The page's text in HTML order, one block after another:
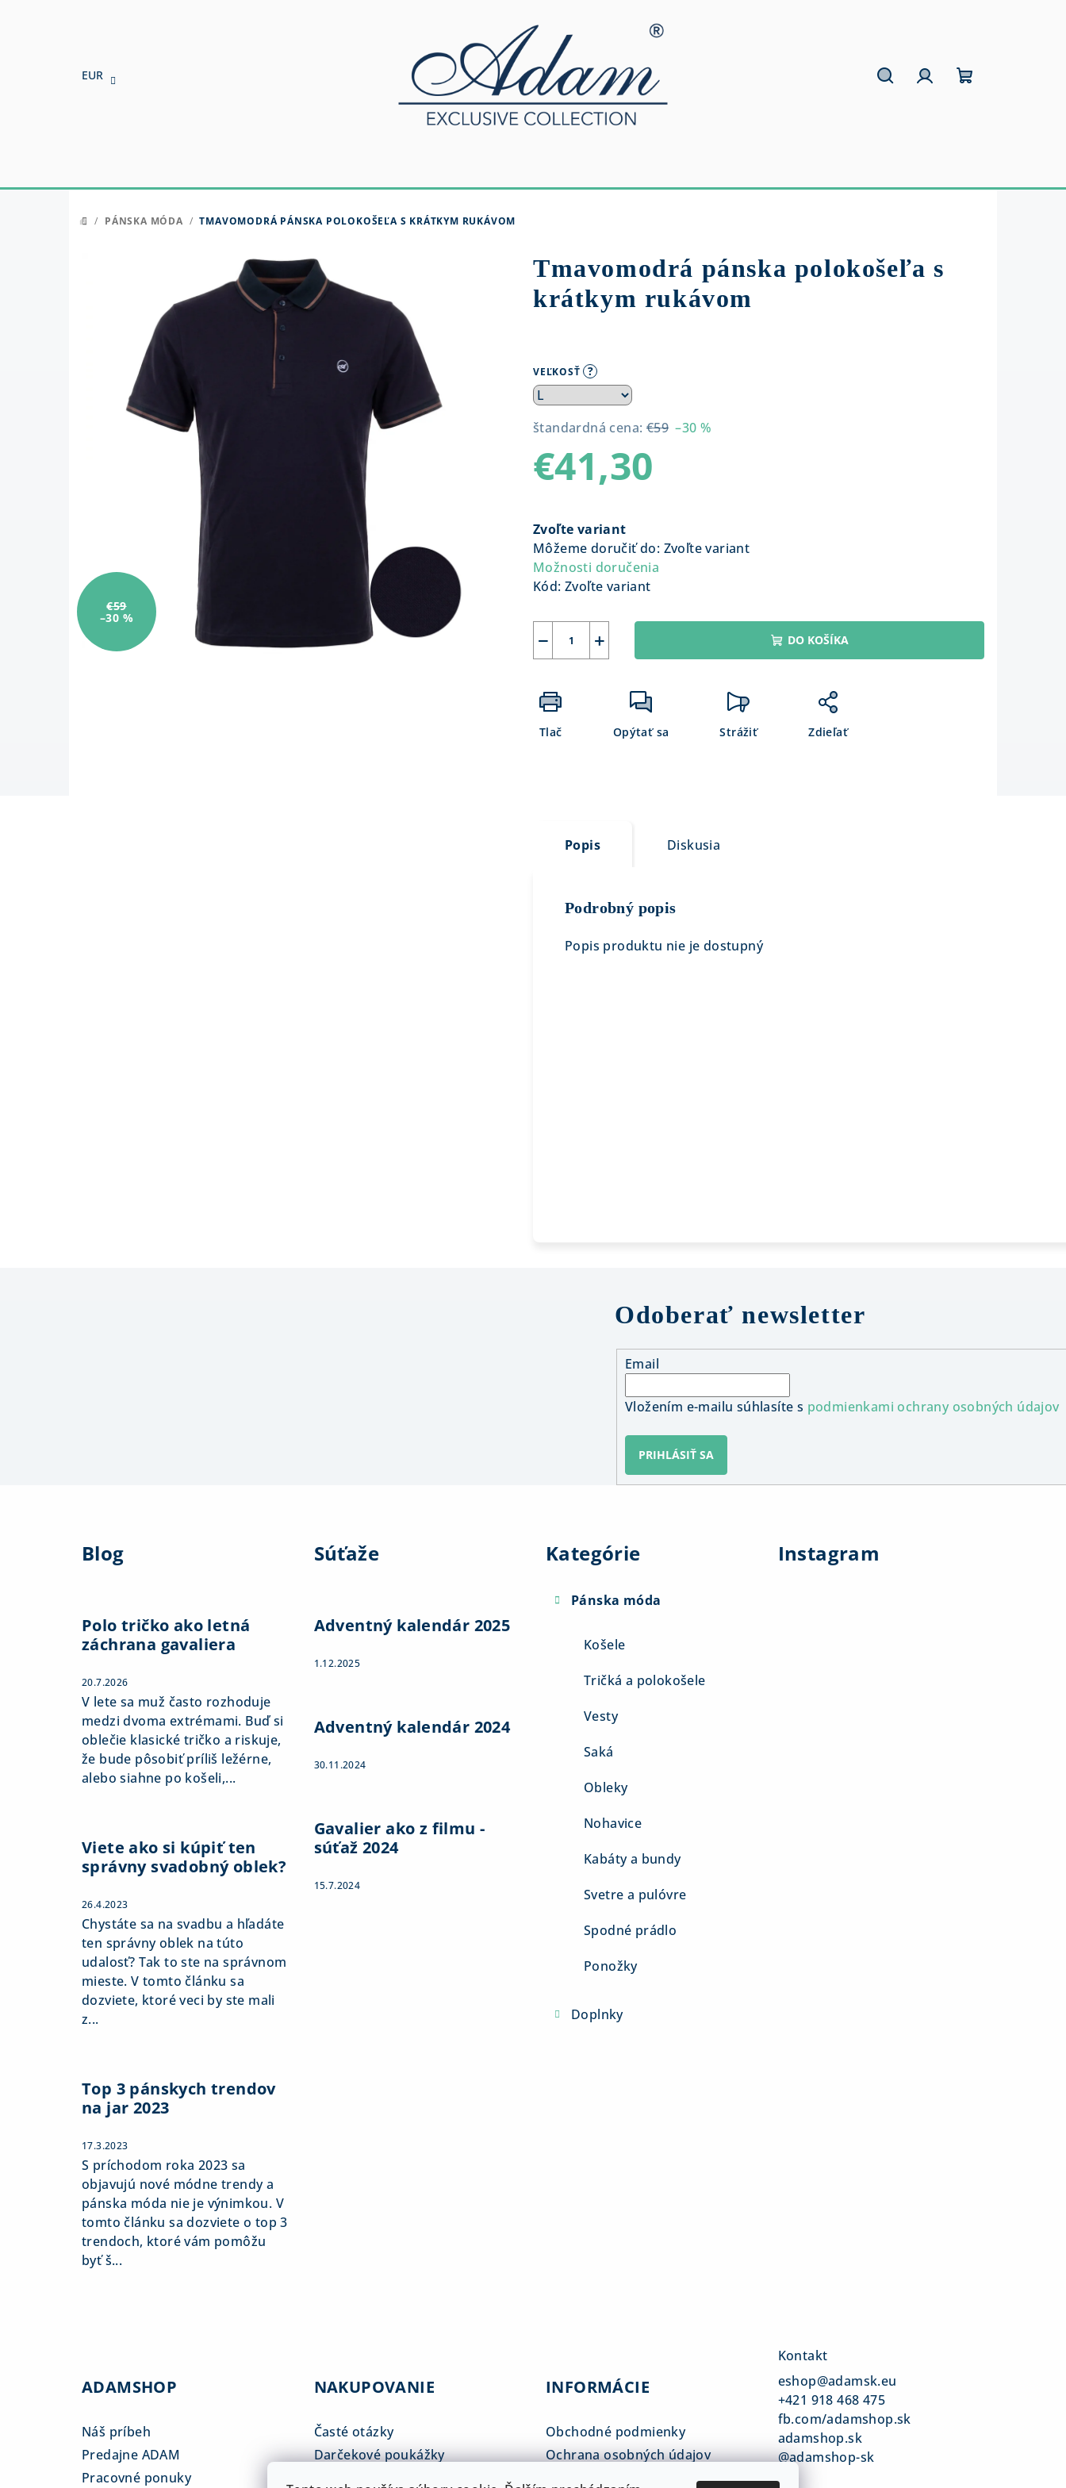
EUR
DOMOV
/ PÁNSKA MÓDA / TMAVOMODRÁ PÁNSKA POLOKOŠEĽA S KRÁTKYM RUKÁVOM
Tmavomodrá pánska polokošeľa s
krátkym rukávom
VEĽKOSŤ ?
štandardná cena: €59 –30 %
€41,30
cena:
Zvoľte variant
Môžeme doručiť do: Zvoľte variant
Možnosti doručenia
Kód: Zvoľte variant
+
− DO KOŠÍKA
Tlač Opýtať sa Strážiť Zdieľať
€59
–30 %
Popis Diskusia
Podrobný popis
Popis produktu nie je dostupný
Odoberať newsletter
Email
Vložením e-mailu súhlasíte s podmienkami ochrany osobných údajov
PRIHLÁSIŤ SA
Blog
Polo tričko ako letná
záchrana gavaliera
20.7.2026
V lete sa muž často rozhoduje
medzi dvoma extrémami. Buď si
oblečie klasické tričko a riskuje,
že bude pôsobiť príliš ležérne,
alebo siahne po košeli,...
Viete ako si kúpiť ten
správny svadobný oblek?
26.4.2023
Chystáte sa na svadbu a hľadáte
ten správny oblek na túto
udalosť? Tak to ste na správnom
mieste. V tomto článku sa
dozviete, ktoré veci by ste mali
z...
Top 3 pánskych trendov
na jar 2023
17.3.2023
S príchodom roka 2023 sa
objavujú nové módne trendy a
pánska móda nie je výnimkou. V
tomto článku sa dozviete o top 3
trendoch, ktoré vám pomôžu
byť š...
Súťaže
Adventný kalendár 2025
1.12.2025
Adventný kalendár 2024
30.11.2024
Gavalier ako z filmu -
súťaž 2024
15.7.2024
Kategórie
Pánska móda
Košele
Tričká a polokošele
Vesty
Saká
Obleky
Nohavice
Kabáty a bundy
Svetre a pulóvre
Spodné prádlo
Ponožky
Doplnky
Instagram
ADAMSHOP
Náš príbeh
Predajne ADAM
Pracovné ponuky
NAKUPOVANIE
Časté otázky
Darčekové poukážky
INFORMÁCIE
Obchodné podmienky
Ochrana osobných údajov
Kontakt
eshop@adamsk.eu
+421 918 468 475
fb.com/adamshop.sk
adamshop.sk
@adamshop-sk